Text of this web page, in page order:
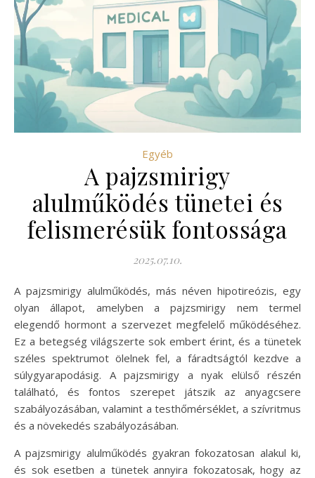
Egyéb
A pajzsmirigy
alulműködés tünetei és
felismerésük fontossága
2025.07.10.
A pajzsmirigy alulműködés, más néven hipotireózis, egy
olyan állapot, amelyben a pajzsmirigy nem termel
elegendő hormont a szervezet megfelelő működéséhez.
Ez a betegség világszerte sok embert érint, és a tünetek
széles spektrumot ölelnek fel, a fáradtságtól kezdve a
súlygyarapodásig. A pajzsmirigy a nyak elülső részén
található, és fontos szerepet játszik az anyagcsere
szabályozásában, valamint a testhőmérséklet, a szívritmus
és a növekedés szabályozásában.
A pajzsmirigy alulműködés gyakran fokozatosan alakul ki,
és sok esetben a tünetek annyira fokozatosak, hogy az